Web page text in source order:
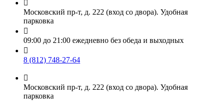

Московский пр-т, д. 222 (вход со двора). Удобная
парковка

09:00 до 21:00 ежедневно без обеда и выходных

8 (812) 748-27-64

Московский пр-т, д. 222 (вход со двора). Удобная
парковка